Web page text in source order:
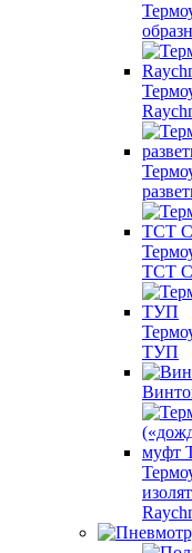
TCT
ТУП